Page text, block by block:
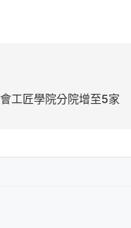
工匠學院分院增至5家